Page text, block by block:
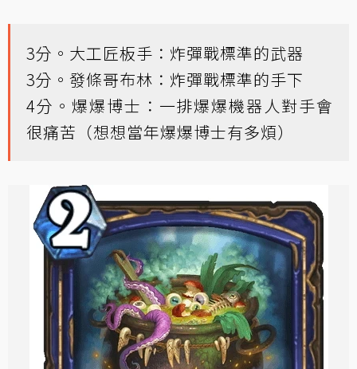
3分。大工匠板手：炸彈戰標準的武器
3分。發條哥布林：炸彈戰標準的手下
4分。爆爆博士：一排爆爆機器人對手會
很痛苦（想想當年爆爆博士有多煩）